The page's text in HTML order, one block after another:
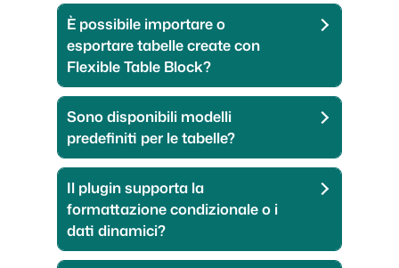
È possibile importare o
esportare tabelle create con
Flexible Table Block?
Sono disponibili modelli
predefiniti per le tabelle?
Il plugin supporta la
formattazione condizionale o i
dati dinamici?